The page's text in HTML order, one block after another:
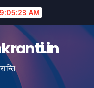
9:05:29 AM